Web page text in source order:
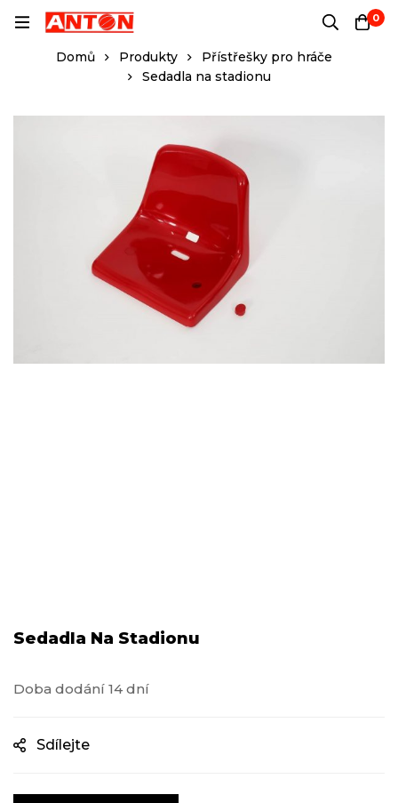
0
Domů Produkty
Přístřešky pro hráče
Sedadla na stadionu
Sedadla Na Stadionu
Doba dodání 14 dní
Sdílejte